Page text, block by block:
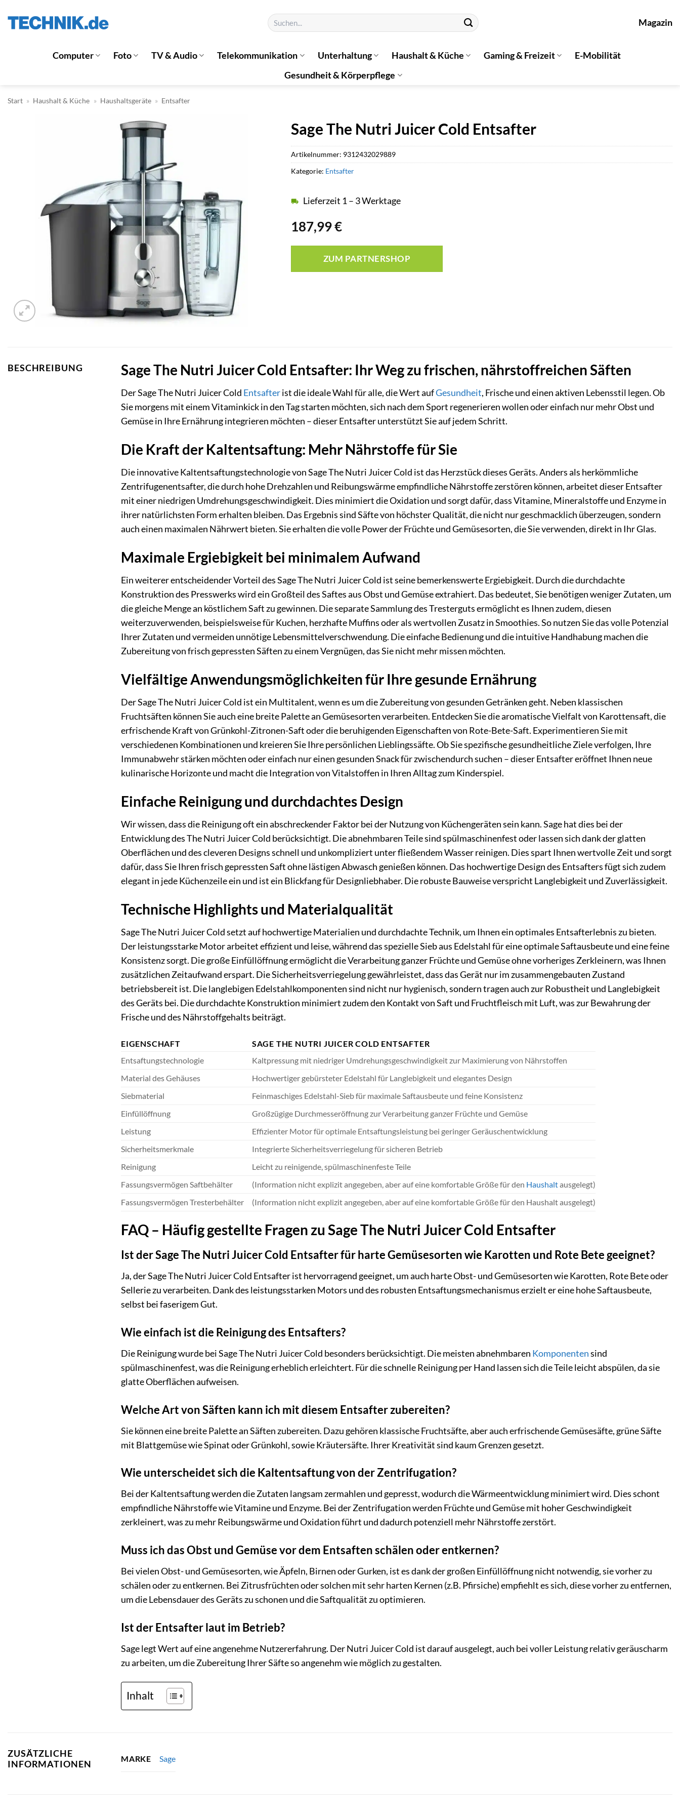
Inhalt
Suchen
nach:
Magazin
Computer Foto TV & Audio Telekommunikation Unterhaltung Haushalt & Küche Gaming & Freizeit
E-Mobilität
Gesundheit & Körperpflege
Start » Haushalt & Küche » Haushaltsgeräte » Entsafter
Sage The Nutri Juicer Cold Entsafter
187,99€
Lieferzeit 1 – 3 Werktage
ZUM PARTNERSHOP
Artikelnummer: 9312432029889
Kategorie: Entsafter
BESCHREIBUNG Sage The Nutri Juicer Cold Entsafter: Ihr Weg zu frischen, nährstoffreichen Säften
Der Sage The Nutri Juicer Cold Entsafterist die ideale Wahl für alle, die Wert aufGesundheit, Frische und einen aktiven Lebensstil legen. Ob
Sie morgens mit einem Vitaminkick in den Tag starten möchten, sich nach dem Sport regenerieren wollen oder einfach nur mehr Obst und
Gemüse in Ihre Ernährung integrieren möchten – dieser Entsafter unterstützt Sie auf jedem Schritt.
Die Kraft der Kaltentsaftung: Mehr Nährstoffe für Sie
Die innovative Kaltentsaftungstechnologie von Sage The Nutri Juicer Cold ist das Herzstück dieses Geräts. Anders als herkömmliche
Zentrifugenentsafter, die durch hohe Drehzahlen und Reibungswärme empfindliche Nährstoffe zerstören können, arbeitet dieser Entsafter
mit einer niedrigen Umdrehungsgeschwindigkeit. Dies minimiert die Oxidation und sorgt dafür, dass Vitamine, Mineralstoffe und Enzyme in
ihrer natürlichsten Form erhalten bleiben. Das Ergebnis sind Säfte von höchster Qualität, die nicht nur geschmacklich überzeugen, sondern
auch einen maximalen Nährwert bieten. Sie erhalten die volle Power der Früchte und Gemüsesorten, die Sie verwenden, direkt in Ihr Glas.
Maximale Ergiebigkeit bei minimalem Aufwand
Ein weiterer entscheidender Vorteil des Sage The Nutri Juicer Cold ist seine bemerkenswerte Ergiebigkeit. Durch die durchdachte
Konstruktion des Presswerks wird ein Großteil des Saftes aus Obst und Gemüse extrahiert. Das bedeutet, Sie benötigen weniger Zutaten, um
die gleiche Menge an köstlichem Saft zu gewinnen. Die separate Sammlung des Tresterguts ermöglicht es Ihnen zudem, diesen
weiterzuverwenden, beispielsweise für Kuchen, herzhafte Muffins oder als wertvollen Zusatz in Smoothies. So nutzen Sie das volle Potenzial
Ihrer Zutaten und vermeiden unnötige Lebensmittelverschwendung. Die einfache Bedienung und die intuitive Handhabung machen die
Zubereitung von frisch gepressten Säften zu einem Vergnügen, das Sie nicht mehr missen möchten.
Vielfältige Anwendungsmöglichkeiten für Ihre gesunde Ernährung
Der Sage The Nutri Juicer Cold ist ein Multitalent, wenn es um die Zubereitung von gesunden Getränken geht. Neben klassischen
Fruchtsäften können Sie auch eine breite Palette an Gemüsesorten verarbeiten. Entdecken Sie die aromatische Vielfalt von Karottensaft, die
erfrischende Kraft von Grünkohl-Zitronen-Saft oder die beruhigenden Eigenschaften von Rote-Bete-Saft. Experimentieren Sie mit
verschiedenen Kombinationen und kreieren Sie Ihre persönlichen Lieblingssäfte. Ob Sie spezifische gesundheitliche Ziele verfolgen, Ihre
Immunabwehr stärken möchten oder einfach nur einen gesunden Snack für zwischendurch suchen – dieser Entsafter eröffnet Ihnen neue
kulinarische Horizonte und macht die Integration von Vitalstoffen in Ihren Alltag zum Kinderspiel.
Einfache Reinigung und durchdachtes Design
Wir wissen, dass die Reinigung oft ein abschreckender Faktor bei der Nutzung von Küchengeräten sein kann. Sage hat dies bei der
Entwicklung des The Nutri Juicer Cold berücksichtigt. Die abnehmbaren Teile sind spülmaschinenfest oder lassen sich dank der glatten
Oberflächen und des cleveren Designs schnell und unkompliziert unter fließendem Wasser reinigen. Dies spart Ihnen wertvolle Zeit und sorgt
dafür, dass Sie Ihren frisch gepressten Saft ohne lästigen Abwasch genießen können. Das hochwertige Design des Entsafters fügt sich zudem
elegant in jede Küchenzeile ein und ist ein Blickfang für Designliebhaber. Die robuste Bauweise verspricht Langlebigkeit und Zuverlässigkeit.
Technische Highlights und Materialqualität
Sage The Nutri Juicer Cold setzt auf hochwertige Materialien und durchdachte Technik, um Ihnen ein optimales Entsafterlebnis zu bieten.
Der leistungsstarke Motor arbeitet effizient und leise, während das spezielle Sieb aus Edelstahl für eine optimale Saftausbeute und eine feine
Konsistenz sorgt. Die große Einfüllöffnung ermöglicht die Verarbeitung ganzer Früchte und Gemüse ohne vorheriges Zerkleinern, was Ihnen
zusätzlichen Zeitaufwand erspart. Die Sicherheitsverriegelung gewährleistet, dass das Gerät nur im zusammengebauten Zustand
betriebsbereit ist. Die langlebigen Edelstahlkomponenten sind nicht nur hygienisch, sondern tragen auch zur Robustheit und Langlebigkeit
des Geräts bei. Die durchdachte Konstruktion minimiert zudem den Kontakt von Saft und Fruchtfleisch mit Luft, was zur Bewahrung der
Frische und des Nährstoffgehalts beiträgt.
EIGENSCHAFT
SAGE THE NUTRI JUICER COLD ENTSAFTER
Entsaftungstechnologie
Kaltpressung mit niedriger Umdrehungsgeschwindigkeit zur Maximierung von Nährstoffen
Material des Gehäuses
Hochwertiger gebürsteter Edelstahl für Langlebigkeit und elegantes Design
Siebmaterial
Feinmaschiges Edelstahl-Sieb für maximale Saftausbeute und feine Konsistenz
Einfüllöffnung
Großzügige Durchmesseröffnung zur Verarbeitung ganzer Früchte und Gemüse
Leistung
Effizienter Motor für optimale Entsaftungsleistung bei geringer Geräuschentwicklung
Sicherheitsmerkmale
Integrierte Sicherheitsverriegelung für sicheren Betrieb
Reinigung
Leicht zu reinigende, spülmaschinenfeste Teile
Fassungsvermögen Saftbehälter
(Information nicht explizit angegeben, aber auf eine komfortable Größe für den Haushaltausgelegt)
Fassungsvermögen Tresterbehälter
(Information nicht explizit angegeben, aber auf eine komfortable Größe für den Haushalt ausgelegt)
FAQ – Häufig gestellte Fragen zu Sage The Nutri Juicer Cold Entsafter
Ist der Sage The Nutri Juicer Cold Entsafter für harte Gemüsesorten wie Karotten und Rote Bete geeignet?
Ja, der Sage The Nutri Juicer Cold Entsafter ist hervorragend geeignet, um auch harte Obst- und Gemüsesorten wie Karotten, Rote Bete oder
Sellerie zu verarbeiten. Dank des leistungsstarken Motors und des robusten Entsaftungsmechanismus erzielt er eine hohe Saftausbeute,
selbst bei faserigem Gut.
Wie einfach ist die Reinigung des Entsafters?
Die Reinigung wurde bei Sage The Nutri Juicer Cold besonders berücksichtigt. Die meisten abnehmbaren Komponentensind
spülmaschinenfest, was die Reinigung erheblich erleichtert. Für die schnelle Reinigung per Hand lassen sich die Teile leicht abspülen, da sie
glatte Oberflächen aufweisen.
Welche Art von Säften kann ich mit diesem Entsafter zubereiten?
Sie können eine breite Palette an Säften zubereiten. Dazu gehören klassische Fruchtsäfte, aber auch erfrischende Gemüsesäfte, grüne Säfte
mit Blattgemüse wie Spinat oder Grünkohl, sowie Kräutersäfte. Ihrer Kreativität sind kaum Grenzen gesetzt.
Wie unterscheidet sich die Kaltentsaftung von der Zentrifugation?
Bei der Kaltentsaftung werden die Zutaten langsam zermahlen und gepresst, wodurch die Wärmeentwicklung minimiert wird. Dies schont
empfindliche Nährstoffe wie Vitamine und Enzyme. Bei der Zentrifugation werden Früchte und Gemüse mit hoher Geschwindigkeit
zerkleinert, was zu mehr Reibungswärme und Oxidation führt und dadurch potenziell mehr Nährstoffe zerstört.
Muss ich das Obst und Gemüse vor dem Entsaften schälen oder entkernen?
Bei vielen Obst- und Gemüsesorten, wie Äpfeln, Birnen oder Gurken, ist es dank der großen Einfüllöffnung nicht notwendig, sie vorher zu
schälen oder zu entkernen. Bei Zitrusfrüchten oder solchen mit sehr harten Kernen (z.B. Pfirsiche) empfiehlt es sich, diese vorher zu entfernen,
um die Lebensdauer des Geräts zu schonen und die Saftqualität zu optimieren.
Ist der Entsafter laut im Betrieb?
Sage legt Wert auf eine angenehme Nutzererfahrung. Der Nutri Juicer Cold ist darauf ausgelegt, auch bei voller Leistung relativ geräuscharm
zu arbeiten, um die Zubereitung Ihrer Säfte so angenehm wie möglich zu gestalten.
Inhalt
ZUSÄTZLICHE
INFORMATIONEN
MARKE Sage